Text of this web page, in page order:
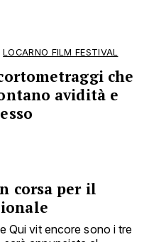
LOCARNO FILM FESTIVAL
che
avidità e
corsa per il
Qui vit encore sono i tre